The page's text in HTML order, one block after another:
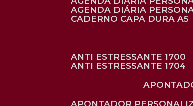
AGENDA DIÁRIA
CADERNO CAPA DURA A5
ANTI ESTRESSANTE 1700
ANTI ESTRESSANTE 1704
APONTADOR